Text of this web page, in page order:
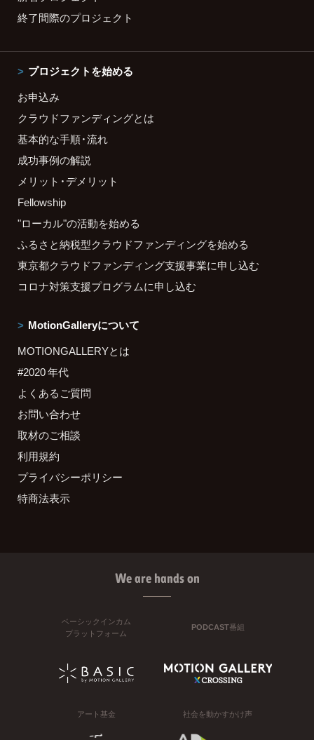
終了間際のプロジェクト
プロジェクトを始める
お申込み
クラウドファンディングとは
基本的な手順・流れ
成功事例の解説
メリット・デメリット
Fellowship
"ローカル"の活動を始める
ふるさと納税型クラウドファンディングを始める
東京都クラウドファンディング支援事業に申し込む
コロナ対策支援プログラムに申し込む
MotionGalleryについて
MOTIONGALLERYとは
#2020 年代
よくあるご質問
お問い合わせ
取材のご相談
利用規約
プライバシーポリシー
特商法表示
We are hands on
ベーシックインカム
プラットフォーム
PODCAST番組
アート基金 社会を動かすかけ声